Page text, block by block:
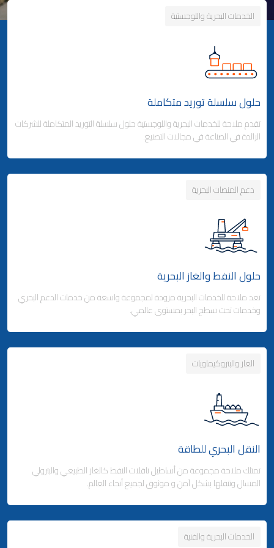
الخدمات البحرية واللوجستية
حلول سلسلة توريد متكاملة
تقدم ملاحة للخدمات البحرية واللوجستية حلول سلسلة التوريد المتكاملة للشركات
الرائدة في الصناعة في مجالات التصنيع.
حلول سلسلة توريد متكاملة
شحن الحاويات
- خدمات الخطوط الملاحية المنتظمة
- خدمات الخطوط الفرعية
وكالة شحن البضائع
- التخليص الجمركي والتوزيع
- التخليص الجمركي والتوزيع
Business Area Links (Right)
التخزين والتوزيع
- مدينة ملاحة اللوجستية - قطر
- المنطقة الحرة بجبل علي (دولة الإمارات)
دعم المنصات البحرية
حلول النفط والغاز البحرية
تعد ملاحة للخدمات البحرية مزودة لمجموعة واسعة من خدمات الدعم البحري
وخدمات تحت سطح البحر بمستوى عالمي.
Business Area Links (Left)
الخدمات البحرية
الخدمات البحرية
الغاز والبتروكيماويات
النقل البحري للطاقة
تمتلك ملاحة مجموعة من أساطيل ناقلات النفط كالغاز الطبيعي والبترولي
المسال وتنقلها بشكل آمن و موثوق لجميع أنحاء العالم.
الخدمات البحرية والفنية